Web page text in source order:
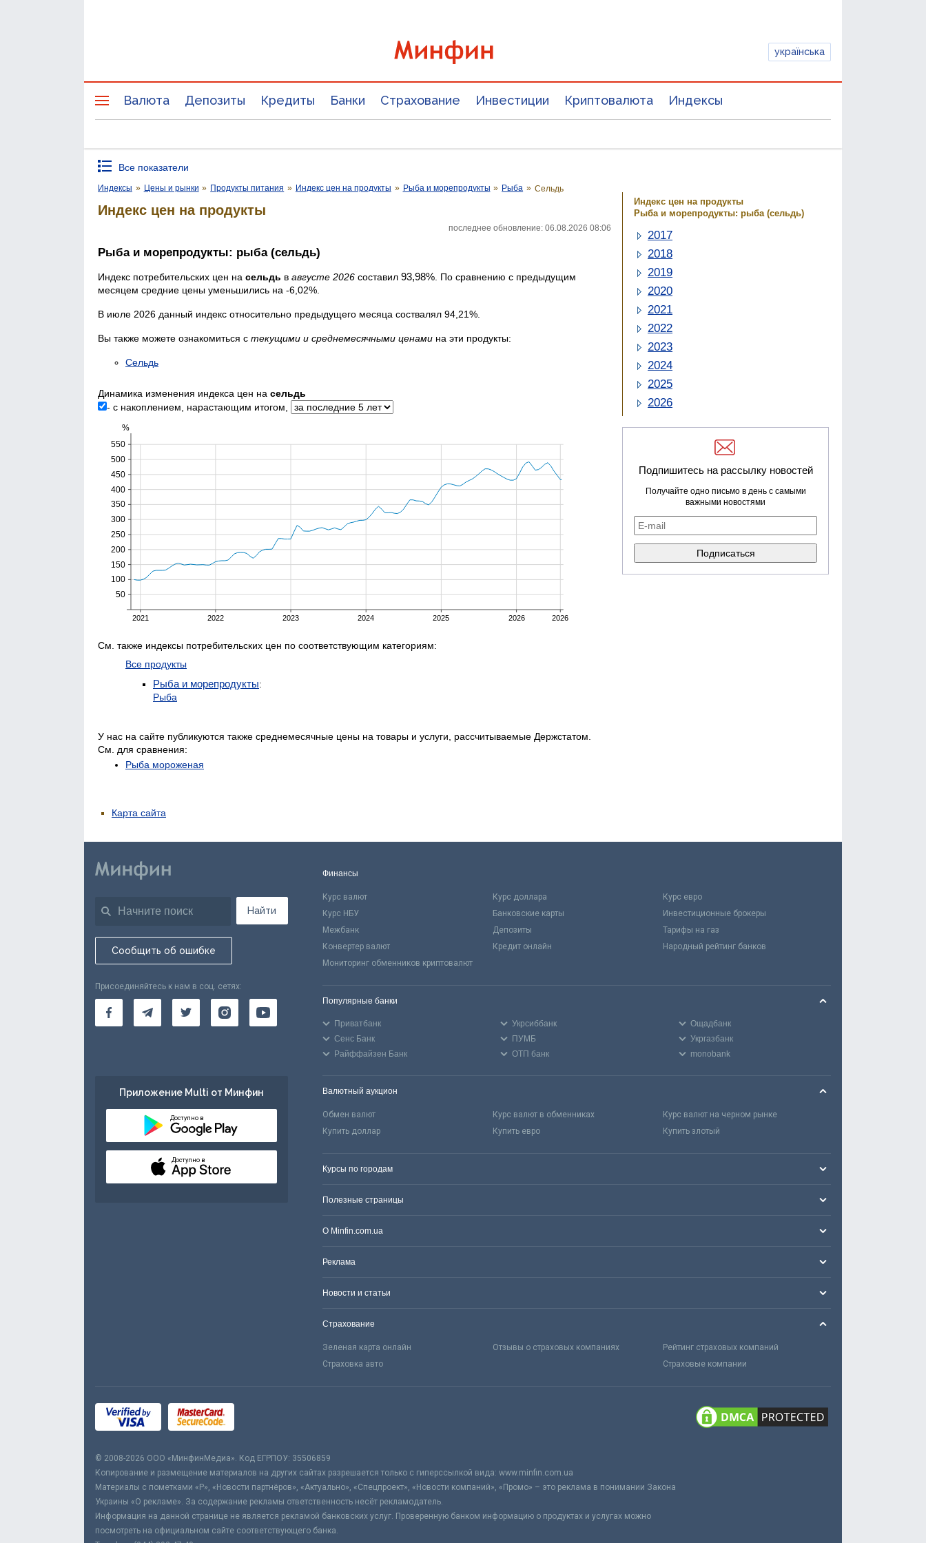
українська
Валюта Депозиты Кредиты Банки Страхование Инвестиции Криптовалюта Индексы
Все показатели
Индексы » Цены и рынки » Продукты питания » Индекс цен на продукты » Рыба и морепродукты » Рыба » Сельдь
Индекс цен на продукты
последнее обновление: 06.08.2026 08:06
Рыба и морепродукты: рыба (сельдь)
Индекс потребительских цен на сельдь в августе 2026 составил 93,98% . По сравнению с предыдущим
месяцем средние цены уменьшились на -6,02%.
В июле 2026 данный индекс относительно предыдущего месяца соствалял 94,21%.
Вы также можете ознакомиться с текущими и среднемесячными ценами на эти продукты:
Сельдь
Динамика изменения индекса цен на сельдь
- с накоплением, нарастающим итогом,
См. также индексы потребительских цен по соответствующим категориям:
Все продукты
Рыба и морепродукты:
Рыба
У нас на сайте публикуются также среднемесячные цены на товары и услуги, рассчитываемые Держстатом.
См. для сравнения:
Рыба мороженая
Индекс цен на продукты
Рыба и морепродукты: рыба (сельдь)
2017
2018
2019
2020
2021
2022
2023
2024
2025
2026
Подпишитесь на рассылку новостей
Получайте одно письмо в день с самыми
важными новостями
Карта сайта
Найти
Сообщить об ошибке
Присоединяйтесь к нам в соц. сетях:
Приложение Multi от Минфин
Доступно в
Доступно в
Финансы
Курс валют Курс доллара
Курс евро
Курс НБУ
Банковские карты
Инвестиционные брокеры
Межбанк
Депозиты
Тарифы на газ
Конвертер валют
Кредит онлайн
Народный рейтинг банков
Мониторинг обменников криптовалют
Популярные банки
Приватбанк Укрсиббанк
Ощадбанк
Сенс Банк
ПУМБ
Укргазбанк
Райффайзен Банк
ОТП банк monobank
Валютный аукцион
Обмен валют Курс валют в обменниках
Курс валют на черном рынке
Купить доллар
Купить евро Купить злотый
Курсы по городам
Полезные страницы
О Minfin.com.ua
Реклама
Новости и статьи
Страхование
Зеленая карта онлайн Отзывы о страховых компаниях
Рейтинг страховых компаний
Страховка авто
Страховые компании
© 2008-2026 ООО «МинфинМедиа». Код ЕГРПОУ: 35506859
Копирование и размещение материалов на других сайтах разрешается только с гиперссылкой вида: www.minfin.com.ua
Материалы с пометками «Р», «Новости партнёров», «Актуально», «Спецпроект», «Новости компаний», «Промо» – это реклама в понимании Закона
Украины «О рекламе». За содержание рекламы ответственность несёт рекламодатель.
Информация на данной странице не является рекламой банковских услуг. Проверенную банком информацию о продуктах и услугах можно
посмотреть на официальном сайте соответствующего банка.